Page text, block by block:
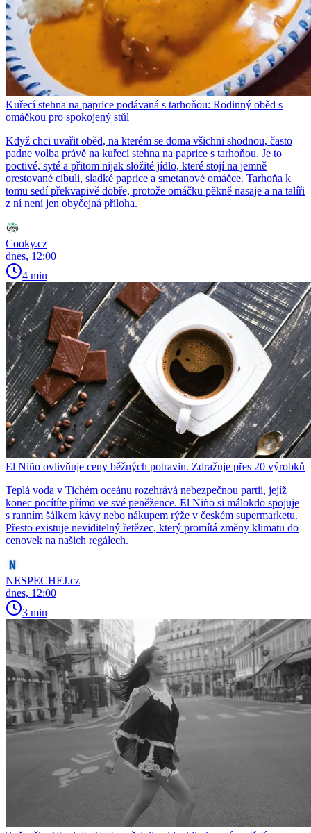
Kuřecí stehna na paprice podávaná s tarhoňou: Rodinný oběd s
omáčkou pro spokojený stůl
Když chci uvařit oběd, na kterém se doma všichni shodnou, často
padne volba právě na kuřecí stehna na paprice s tarhoňou. Je to
poctivé, syté a přitom nijak složité jídlo, které stojí na jemně
orestované cibuli, sladké paprice a smetanové omáčce. Tarhoňa k
tomu sedí překvapivě dobře, protože omáčku pěkně nasaje a na talíři
z ní není jen obyčejná příloha.
Cooky.cz
dnes, 12:00
4 min
El Niño ovlivňuje ceny běžných potravin. Zdražuje přes 20 výrobků
Teplá voda v Tichém oceánu rozehrává nebezpečnou partii, jejíž
konec pocítíte přímo ve své peněžence. El Niño si málokdo spojuje
s ranním šálkem kávy nebo nákupem rýže v českém supermarketu.
Přesto existuje neviditelný řetězec, který promítá změny klimatu do
cenovek na našich regálech.
NESPECHEJ.cz
dnes, 12:00
3 min